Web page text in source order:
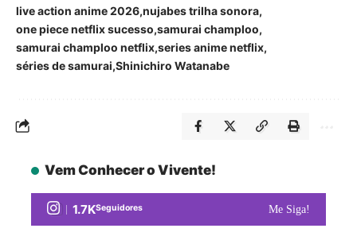
live action anime 2026 nujabes trilha sonora
one piece netflix sucesso samurai champloo
samurai champloo netflix series anime netflix
séries de samurai Shinichiro Watanabe
Vem Conhecer o Vivente!
1.7KSeguidores Me Siga!